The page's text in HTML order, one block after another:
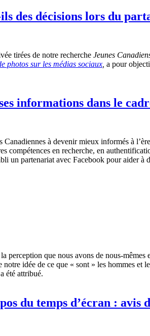
des décisions lors du
tirées de notre recherche Jeunes
photos sur les médias sociaux a pour
informations dans le
à devenir mieux informés à
compétences en recherche, en
un partenariat avec Facebook pour aider
perception que nous avons de nous-
idée de ce que « sont » les hommes
été attribué.
du temps d’écran : avis